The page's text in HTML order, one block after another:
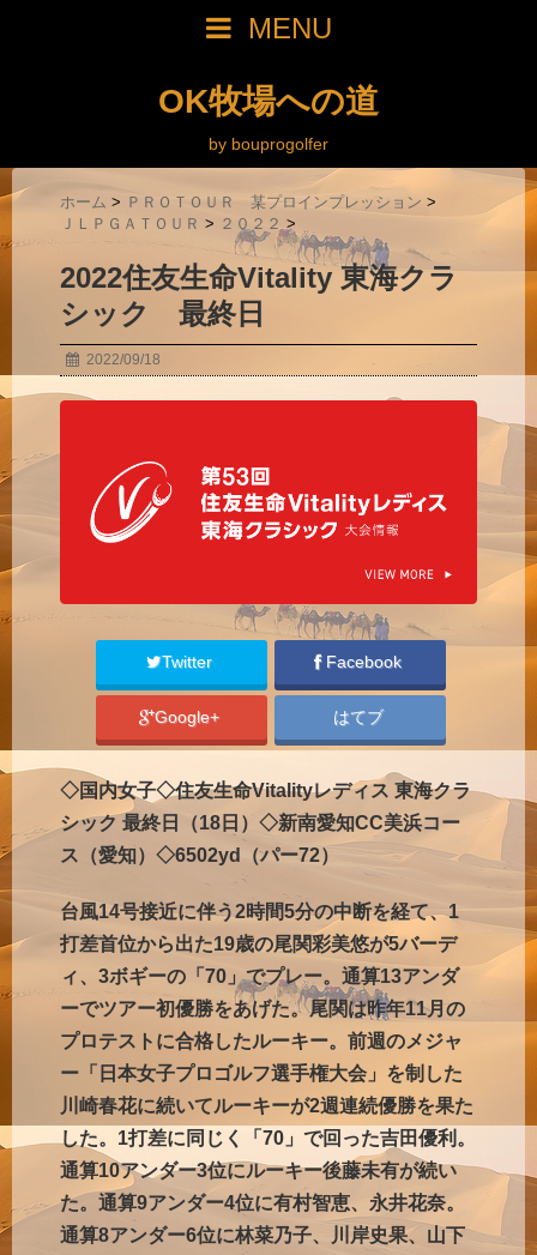
MENU
OK牧場への道
by bouprogolfer
ホーム > ＰＲＯＴＯＵＲ 某プロインプレッション >
ＪＬＰＧＡＴＯＵＲ > ２０２２ >
2022住友生命Vitality 東海クラ
シック 最終日
2022/09/18
Twitter Facebook
Google+ はてブ
◇国内女子◇住友生命Vitalityレディス 東海クラ
シック 最終日（18日）◇新南愛知CC美浜コー
ス（愛知）◇6502yd（パー72）
台風14号接近に伴う2時間5分の中断を経て、1
打差首位から出た19歳の尾関彩美悠が5バーデ
ィ、3ボギーの「70」でプレー。通算13アンダ
ーでツアー初優勝をあげた。尾関は昨年11月の
プロテストに合格したルーキー。前週のメジャ
ー「日本女子プロゴルフ選手権大会」を制した
川崎春花に続いてルーキーが2週連続優勝を果た
した。1打差に同じく「70」で回った吉田優利。
通算10アンダー3位にルーキー後藤未有が続い
た。通算9アンダー4位に有村智恵、永井花奈。
通算8アンダー6位に林菜乃子、川岸史果、山下